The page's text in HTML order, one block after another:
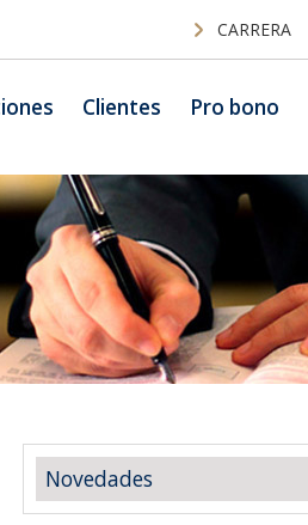
CARRERA
Clientes Pro bono
Novedades